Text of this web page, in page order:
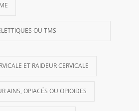
OU TMS
ET RAIDEUR CERVICALE
AINS, OPIACÉS OU OPIOÏDES